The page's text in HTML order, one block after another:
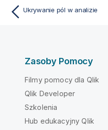
Ukrywanie pól w analizie
Zasoby Pomocy
Filmy pomocy dla Qlik
Qlik Developer
Szkolenia
Hub edukacyjny Qlik